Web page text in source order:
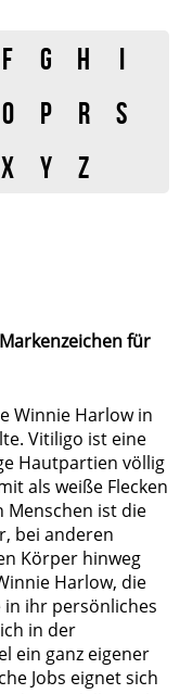
F G H
I
O P R
S
X Y Z
für
Winnie Harlow in
Vitiligo ist eine
Hautpartien völlig
als weiße Flecken
Menschen ist die
bei anderen
Körper hinweg
Harlow, die
in ihr persönliches
in der
ein ganz eigener
Jobs eignet sich